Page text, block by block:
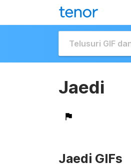
Jaedi
Jaedi GIFs